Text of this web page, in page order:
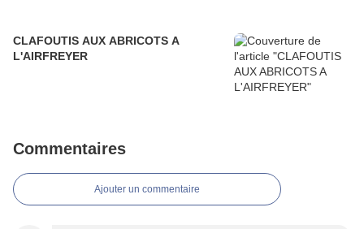
CLAFOUTIS AUX ABRICOTS A
L'AIRFREYER
Commentaires
Ajouter un commentaire